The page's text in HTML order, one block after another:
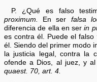
P. ¿Qué es falso
proximum.
En ser falsa
diferencia de ella en serin
es contra él. Puede el
él. Siendo del primer modo
la justicia legal, contra la
ofende a Dios, al juez, y
quaest. 70, art. 4.